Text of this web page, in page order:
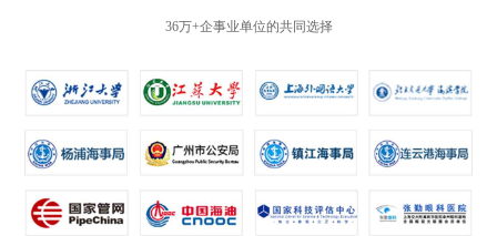
36万+企事业单位的共同选择